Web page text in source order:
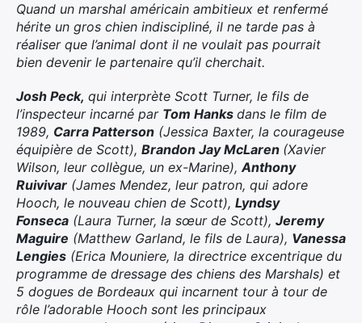
Quand un marshal américain ambitieux et renfermé
hérite un gros chien indiscipliné, il ne tarde pas à
réaliser que l’animal dont il ne voulait pas pourrait
bien devenir le partenaire qu’il cherchait.
Josh Peck, qui interprète Scott Turner, le fils de
l’inspecteur incarné par Tom Hanks dans le film de
1989, Carra Patterson (Jessica Baxter, la courageuse
équipière de Scott), Brandon Jay McLaren (Xavier
Wilson, leur collègue, un ex-Marine),Anthony
Ruivivar (James Mendez, leur patron, qui adore
Hooch, le nouveau chien de Scott), Lyndsy
Fonseca (Laura Turner, la sœur de Scott), Jeremy
Maguire (Matthew Garland, le fils de Laura), Vanessa
Lengies (Erica Mouniere, la directrice excentrique du
programme de dressage des chiens des Marshals) et
5 dogues de Bordeaux qui incarnent tour à tour de
rôle l’adorable Hooch sont les principaux